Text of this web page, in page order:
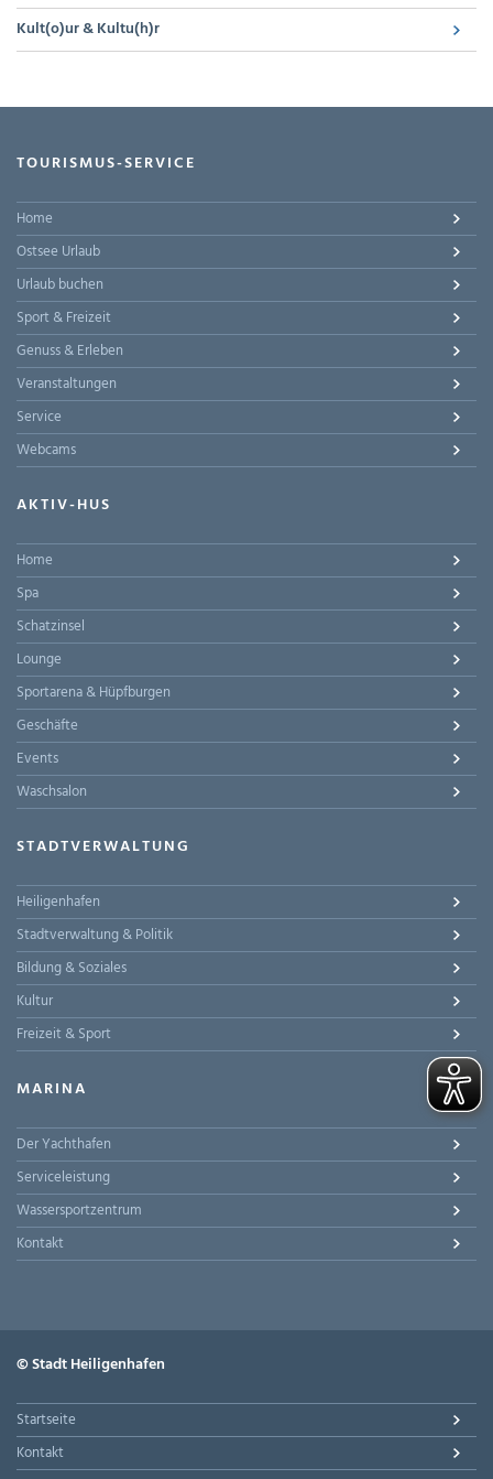
Kult(o)ur & Kultu(h)r
TOURISMUS-SERVICE
Home
Ostsee Urlaub
Urlaub buchen
Sport & Freizeit
Genuss & Erleben
Veranstaltungen
Service
Webcams
AKTIV-HUS
Home
Spa
Schatzinsel
Lounge
Sportarena & Hüpfburgen
Geschäfte
Events
Waschsalon
STADTVERWALTUNG
Heiligenhafen
Stadtverwaltung & Politik
Bildung & Soziales
Kultur
Freizeit & Sport
MARINA
Der Yachthafen
Serviceleistung
Wassersportzentrum
Kontakt
© Stadt Heiligenhafen
Startseite
Kontakt